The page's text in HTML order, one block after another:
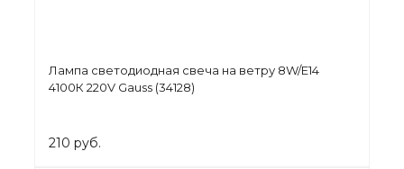
Лампа светодиодная свеча на ветру 8W/Е14
4100К 220V Gauss (34128)
210 руб.